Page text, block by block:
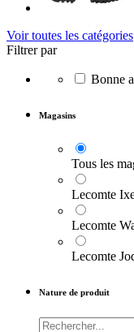
Voir toutes les catégories
Filtrer par
Bonne
Magasins
Tous les
Lecomte
Lecomte
Lecomte
Nature de produit